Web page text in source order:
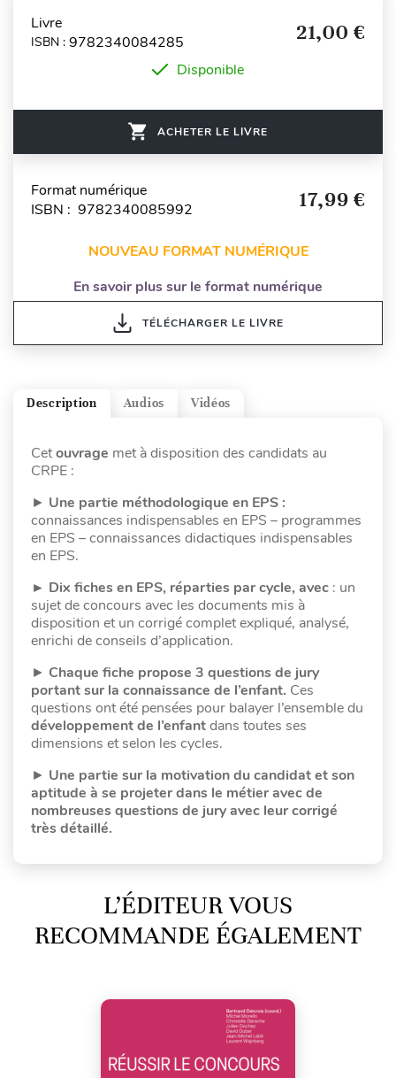
Livre
ISBN : 9782340084285 21,00 €
Disponible
ACHETER LE LIVRE
Format numérique
ISBN : 9782340085992
17,99 €
NOUVEAU FORMAT NUMÉRIQUE
En savoir plus sur le format numérique
TÉLÉCHARGER LE LIVRE
Vidéos
Audios
Description
Cetouvrage met à disposition des candidats au
CRPE :
► Une partie méthodologique en EPS :
connaissances indispensables en EPS – programmes
en EPS – connaissances didactiques indispensables
en EPS.
► Dix fiches en EPS, réparties par cycle, avec : un
sujet de concours avec les documents mis à
disposition et un corrigé complet expliqué, analysé,
enrichi de conseils d’application.
► Chaque fiche propose 3 questions de jury
portant sur la connaissance de l’enfant. Ces
questions ont été pensées pour balayer l’ensemble du
développement de l’enfantdans toutes ses
dimensions et selon les cycles.
► Une partie sur la motivation du candidat et son
aptitude à se projeter dans le métier avec de
nombreuses questions de jury avec leur corrigé
très détaillé.
L’ÉDITEUR VOUS
RECOMMANDE ÉGALEMENT